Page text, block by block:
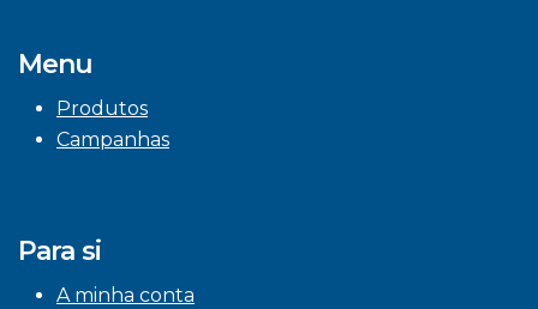
Menu
Produtos
Campanhas
Para si
A minha conta